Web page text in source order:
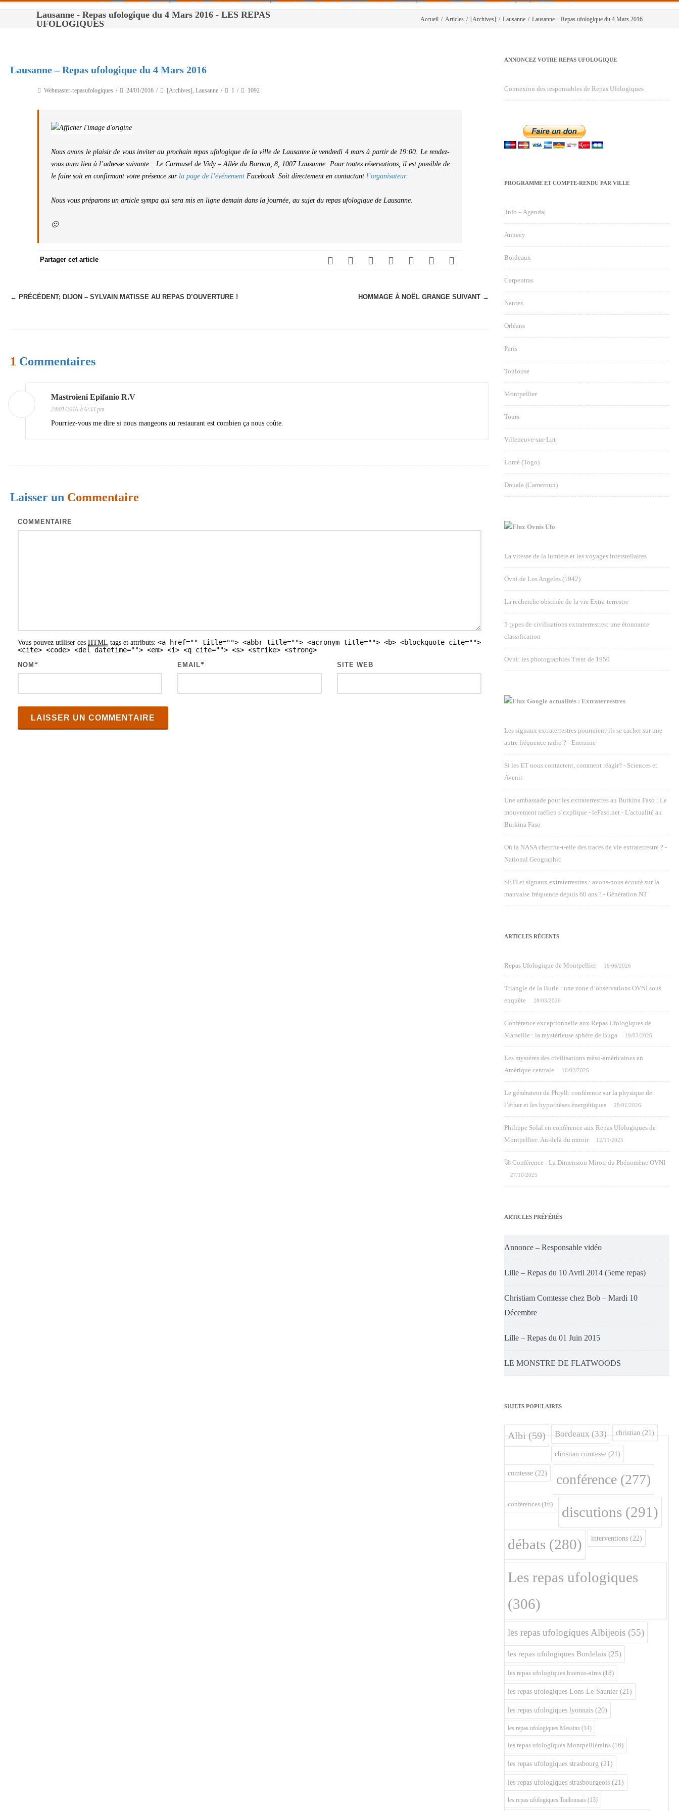
Paris
Carpentras
Lausanne - Repas ufologique du 4 Mars 2016 - LES REPAS
UFOLOGIQUES
Accueil / Articles / [Archives] / Lausanne / Lausanne – Repas ufologique du 4 Mars 2016
Lausanne – Repas ufologique du 4 Mars 2016
Webmaster-repasufologiques 24/01/2016 [Archives], Lausanne 1 1092
Nous avons le plaisir de vous inviter au prochain repas ufologique de la ville de Lausanne le vendredi 4 mars à partir de 19:00. Le rendez-
vous aura lieu à l’adresse suivante : Le Carrousel de Vidy – Allée du Bornan, 8, 1007 Lausanne. Pour toutes réservations, il est possible de
le faire soit en confirmant votre présence sur la page de l’événement Facebook. Soit directement en contactant l’organisateur.
Nous vous préparons un article sympa qui sera mis en ligne demain dans la journée, au sujet du repas ufologique de Lausanne.
🙂
Partager cet article
N
g
t
i
s
← PRÉCÉDENT; DIJON – SYLVAIN MATISSE AU REPAS D’OUVERTURE ! HOMMAGE À NOËL GRANGE SUIVANT →
1 Commentaires
Mastroieni Epifanio R.V
24/01/2016 à 6:33 pm
Pourriez-vous me dire si nous mangeons au restaurant est combien ça nous coûte.
Laisser un Commentaire
COMMENTAIRE
Vous pouvez utiliser ces HTML tags et attributs: <a href="" title=""> <abbr title=""> <acronym title=""> <b> <blockquote cite="">
<cite> <code> <del datetime=""> <em> <i> <q cite=""> <s> <strike> <strong>
NOM * EMAIL* SITE WEB
ANNONCEZ VOTRE REPAS UFOLOGIQUE
Connexion des responsables de Repas Ufologiques
PROGRAMME ET COMPTE-RENDU PAR VILLE
|info – Agenda|
Annecy
Bordeaux
Carpentras
Nantes
Orléans
Paris
Toulouse
Montpellier
Tours
Villeneuve-sur-Lot
Lomé (Togo)
Douala (Cameroun)
Ovnis Ufo
La vitesse de la lumière et les voyages interstellaires
Ovni de Los Angeles (1942)
La recherche obstinée de la vie Extra-terrestre
5 types de civilisations extraterrestres: une étonnante
classification
Ovni: les photographies Trent de 1950
Google actualités : Extraterrestres
Les signaux extraterrestres pourraient-ils se cacher sur une
autre fréquence radio ? - Enerzine
Si les ET nous contactent, comment réagir? - Sciences et
Avenir
Une ambassade pour les extraterrestres au Burkina Faso : Le
mouvement raëlien s’explique - leFaso.net - L'actualité au
Burkina Faso
Où la NASA cherche-t-elle des traces de vie extraterrestre ? -
National Geographic
SETI et signaux extraterrestres : avons-nous écouté sur la
mauvaise fréquence depuis 60 ans ? - Génération NT
ARTICLES RÉCENTS
Repas Ufologique de Montpellier 16/06/2026
Triangle de la Burle : une zone d’observations OVNI sous
enquête
28/03/2026
Conférence exceptionnelle aux Repas Ufologiques de
Marseille : la mystérieuse sphère de Buga
19/03/2026
Les mystères des civilisations méso-américaines en
Amérique centrale
10/02/2026
Le générateur de Phryll: conférence sur la physique de
l’éther et les hypothèses énergétiques
28/01/2026
Philippe Solal en conférence aux Repas Ufologiques de
Montpellier: Au-delà du miroir
12/11/2025
🚀 Conférence : La Dimension Miroir du Phénomène OVNI
27/10/2025
ARTICLES PRÉFÉRÉS
Annonce – Responsable vidéo
Lille – Repas du 10 Avril 2014 (5eme repas)
Christiam Comtesse chez Bob – Mardi 10
Décembre
Lille – Repas du 01 Juin 2015
LE MONSTRE DE FLATWOODS
SUJETS POPULAIRES
Albi(59) Bordeaux(33) christian (21)
christian comtesse (21)
comtesse (22) conférence (277)
conférences (16) discutions (291)
débats (280) interventions (22)
Les repas ufologiques
(306)
les repas ufologiques Albijeois (55)
les repas ufologiques Bordelais (25)
les repas ufologiques buenos-aires (18)
les repas ufologiques Lons-Le-Saunier (21)
les repas ufologiques lyonnais (20)
les repas ufologiques Messins (14)
les repas ufologiques Montpelliérains (16)
les repas ufologiques strasbourg (21)
les repas ufologiques strasbourgeois (21)
les repas ufologiques Toulonnais (13)